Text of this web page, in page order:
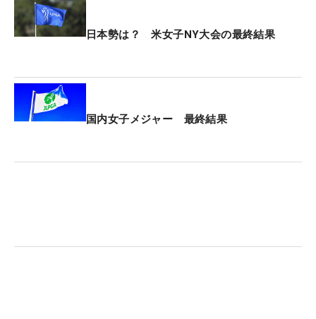
日本勢は？ 米女子NY大会の最終結果
国内女子メジャー 最終結果